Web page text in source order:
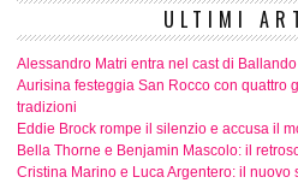
ULTIMI
Alessandro Matri entra nel cast di
Aurisina festeggia San Rocco con quattro
tradizioni
Eddie Brock rompe il silenzio e accusa il
Bella Thorne e Benjamin Mascolo: il
Cristina Marino e Luca Argentero: il nuovo